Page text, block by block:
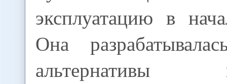
эксплуатацию в
Она
альтернативы